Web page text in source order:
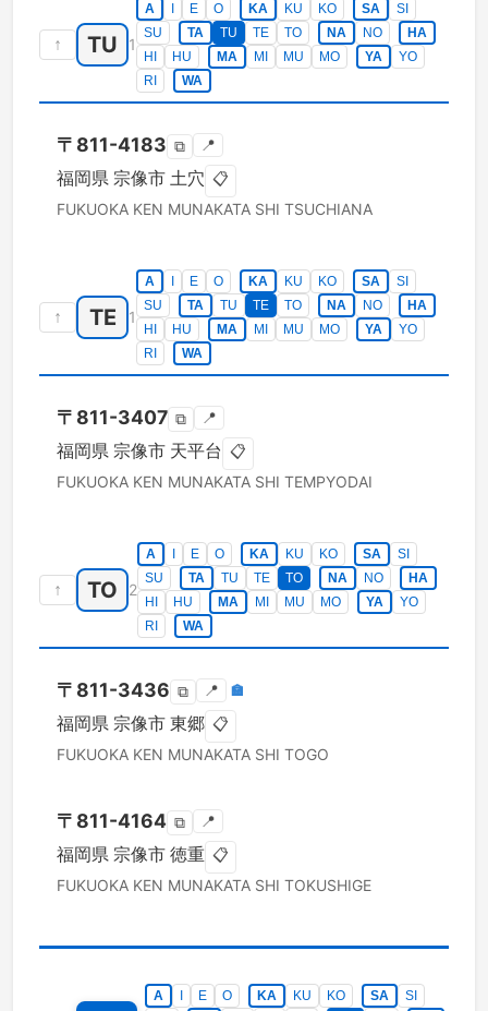
↑ TU 1
A E O KA KU KO SA
SI
SU
TA TU TE TO NA NO
HA
HI
HU MA MI MU MO YA
YO
RI
WA
〒 811-4183 ⧉ 📍
福岡県 宗像市 土穴 📋
FUKUOKA KEN MUNAKATA SHI TSUCHIANA
↑ TE 1
A E O KA KU KO SA
SI
SU
TA TU TE TO NA NO
HA
HI
HU MA MI MU MO YA
YO
RI
WA
〒 811-3407 ⧉ 📍
福岡県 宗像市 天平台 📋
FUKUOKA KEN MUNAKATA SHI TEMPYODAI
↑ TO 2
A E O KA KU KO SA
SI
SU
TA TU TE TO NA NO
HA
HI
HU MA MI MU MO YA
YO
RI
WA
〒 811-3436 ⧉ 📍 🏣
福岡県 宗像市 東郷 📋
FUKUOKA KEN MUNAKATA SHI TOGO
〒 811-4164 ⧉ 📍
福岡県 宗像市 徳重 📋
FUKUOKA KEN MUNAKATA SHI TOKUSHIGE
A E O KA KU KO SA
SI